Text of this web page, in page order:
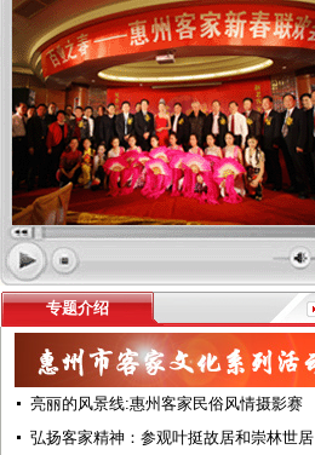
专题介绍
亮丽的风景线:惠州客家民俗风情摄影赛
弘扬客家精神：参观叶挺故居和崇林世居